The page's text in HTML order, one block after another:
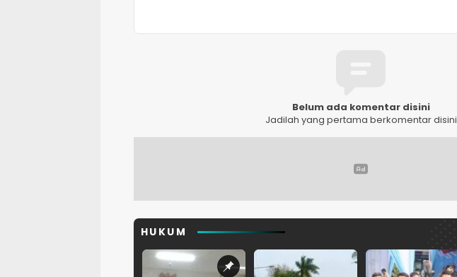
Belum ada komentar disini
Jadilah yang pertama berkomentar disini
HUKUM